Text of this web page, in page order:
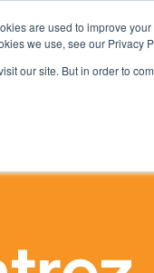
are used to improve
we use, see our Privacy
our site. But in order to
Ce que nous